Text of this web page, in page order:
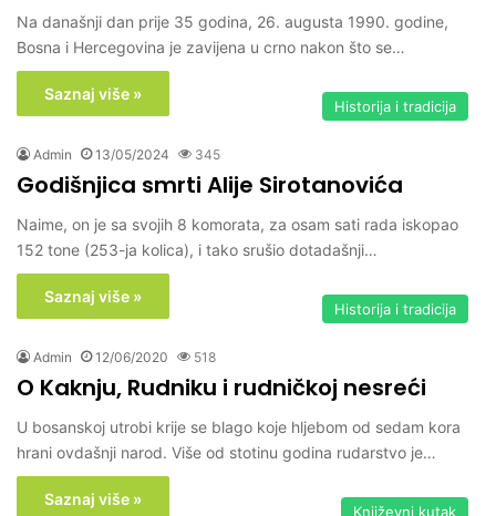
Na današnji dan prije 35 godina, 26. augusta 1990. godine,
Bosna i Hercegovina je zavijena u crno nakon što se…
Saznaj više »
Historija i tradicija
Admin 13/05/2024 345
Godišnjica smrti Alije Sirotanovića
Naime, on je sa svojih 8 komorata, za osam sati rada iskopao
152 tone (253-ja kolica), i tako srušio dotadašnji…
Saznaj više »
Historija i tradicija
Admin 12/06/2020 518
O Kaknju, Rudniku i rudničkoj nesreći
U bosanskoj utrobi krije se blago koje hljebom od sedam kora
hrani ovdašnji narod. Više od stotinu godina rudarstvo je…
Saznaj više »
Književni kutak